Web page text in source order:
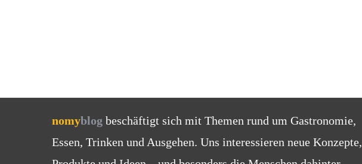
nomyblog beschäftigt sich mit Themen rund um Gastronomie,
Essen, Trinken und Ausgehen. Uns interessieren neue Konzepte,